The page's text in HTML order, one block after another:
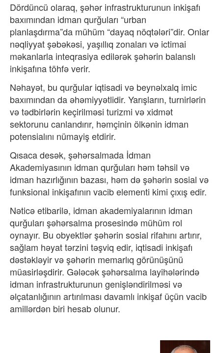
Dördüncü olaraq, şəhər infrastrukturunun inkişafı
baxımından idman qurğuları “urban
planlaşdırma”da mühüm “dayaq nöqtələri”dir. Onlar
nəqliyyat şəbəkəsi, yaşıllıq zonaları və ictimai
məkanlarla inteqrasiya edilərək şəhərin balanslı
inkişafına töhfə verir.
Nəhayət, bu qurğular iqtisadi və beynəlxalq imic
baxımından daəhəmiyyətlidir. Yarışların, turnirlərin
və tədbirlərin keçirilməsi turizmi və xidmət
sektorunu canlandırır, həmçinin ölkənin idman
potensialını nümayiş etdirir.
Qısaca desək, şəhərsalmada İdman
Akademiyasının idman qurğuları həm təhsil və
idman hazırlığının bazası, həm də şəhərin sosial və
funksional inkişafının vacib elementi kimi çıxış edir.
Nəticə etibarilə, idman akademiyalarının idman
qurğuları şəhərsalma prosesində mühüm rol
oynayır. Bu obyektlər şəhərin sosial rifahını artırır,
sağlam həyat tərzini təşviq edir, iqtisadi inkişafı
dəstəkləyir və şəhərin memarlıq görünüşünü
müasirləşdirir. Gələcək şəhərsalma layihələrində
idman infrastrukturunun genişləndirilməsi və
əlçatanlığının artırılması davamlı inkişaf üçün vacib
amillərdən biri hesab olunur.